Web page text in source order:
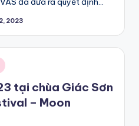
2023
tại chùa Giác Sơn
– Moon